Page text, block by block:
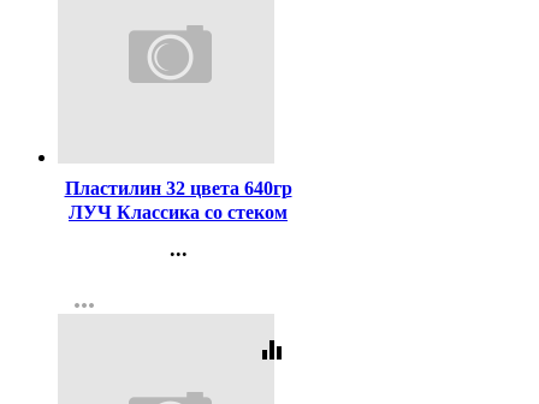
Пластилин 32 цвета 640гр
ЛУЧ Классика со стеком
31С 2065-08
...
Регистрация
more_horiz
equalizer